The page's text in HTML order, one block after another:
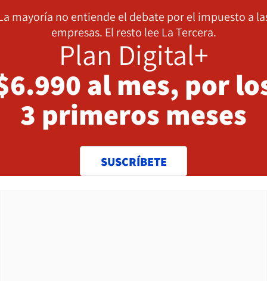
mayoría no entiende el debate por el impuesto a
empresas. El resto lee La Tercera.
Plan Digital+
al mes, por
3 primeros meses
SUSCRÍBETE